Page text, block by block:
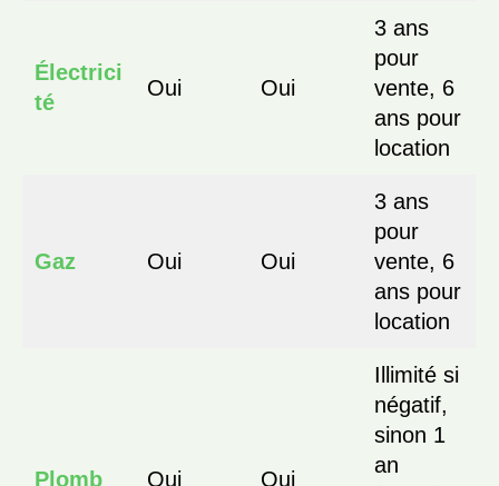
Électrici
té
Oui Oui
3 ans
pour
vente, 6
ans pour
location
Gaz Oui Oui
3 ans
pour
vente, 6
ans pour
location
Plomb Oui Oui
Illimité si
négatif,
sinon 1
an